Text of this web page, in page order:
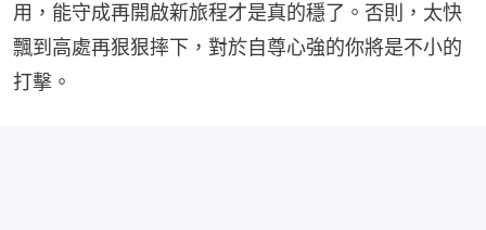
用，能守成再開啟新旅程才是真的穩了。否則，太快
飄到高處再狠狠摔下，對於自尊心強的你將是不小的
打擊。